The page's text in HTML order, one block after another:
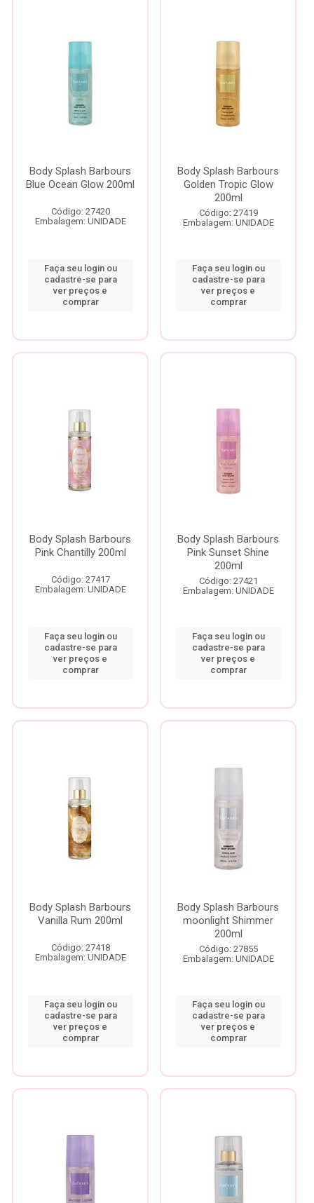
Body Splash Barbours
Blue Ocean Glow 200ml
Código: 27420
Embalagem: UNIDADE
Faça seu login ou
cadastre-se para
ver preços e
comprar
Body Splash Barbours
Golden Tropic Glow
200ml
Código: 27419
Embalagem: UNIDADE
Faça seu login ou
cadastre-se para
ver preços e
comprar
Body Splash Barbours
Pink Chantilly 200ml
Código: 27417
Embalagem: UNIDADE
Faça seu login ou
cadastre-se para
ver preços e
comprar
Body Splash Barbours
Pink Sunset Shine
200ml
Código: 27421
Embalagem: UNIDADE
Faça seu login ou
cadastre-se para
ver preços e
comprar
Body Splash Barbours
Vanilla Rum 200ml
Código: 27418
Embalagem: UNIDADE
Faça seu login ou
cadastre-se para
ver preços e
comprar
Body Splash Barbours
moonlight Shimmer
200ml
Código: 27855
Embalagem: UNIDADE
Faça seu login ou
cadastre-se para
ver preços e
comprar